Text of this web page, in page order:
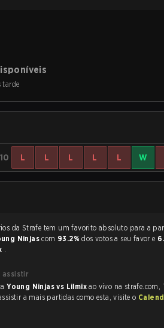
tarde
L L L L L W
favorito absoluto para a partida, e preveem a vitória
Ninjascom 93.2%dos votos a seu favor e
.
assistir
Young Ninjas vs Lilmixao vivo na strafe.com,
a mais partidas como esta, visite o